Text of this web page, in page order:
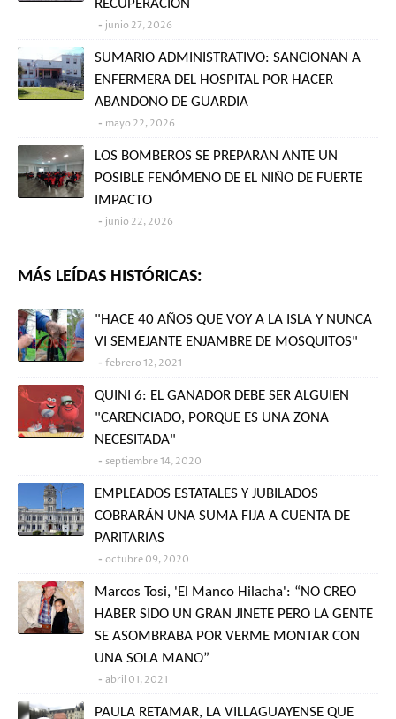
RECUPERACIÓN
junio 27, 2026
SUMARIO ADMINISTRATIVO: SANCIONAN A
ENFERMERA DEL HOSPITAL POR HACER
ABANDONO DE GUARDIA
mayo 22, 2026
LOS BOMBEROS SE PREPARAN ANTE UN
POSIBLE FENÓMENO DE EL NIÑO DE FUERTE
IMPACTO
junio 22, 2026
MÁS LEÍDAS HISTÓRICAS:
"HACE 40 AÑOS QUE VOY A LA ISLA Y NUNCA
VI SEMEJANTE ENJAMBRE DE MOSQUITOS"
febrero 12, 2021
QUINI 6: EL GANADOR DEBE SER ALGUIEN
"CARENCIADO, PORQUE ES UNA ZONA
NECESITADA"
septiembre 14, 2020
EMPLEADOS ESTATALES Y JUBILADOS
COBRARÁN UNA SUMA FIJA A CUENTA DE
PARITARIAS
octubre 09, 2020
Marcos Tosi, 'El Manco Hilacha': “NO CREO
HABER SIDO UN GRAN JINETE PERO LA GENTE
SE ASOMBRABA POR VERME MONTAR CON
UNA SOLA MANO”
abril 01, 2021
PAULA RETAMAR, LA VILLAGUAYENSE QUE